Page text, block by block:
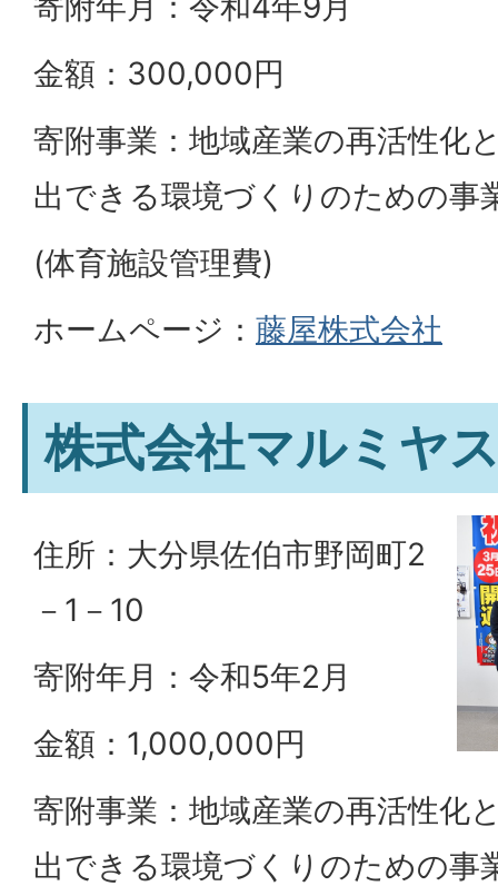
金額：300,000円
寄附事業：地域産業の再活性化
出できる環境づくりのための事
(体育施設管理費)
ホームページ： 藤屋株式会社
株式会社マルミヤ
住所：大分県佐伯市野岡町2
－1－10
寄附年月：令和5年2月
金額：1,000,000円
寄附事業：地域産業の再活性化
出できる環境づくりのための事